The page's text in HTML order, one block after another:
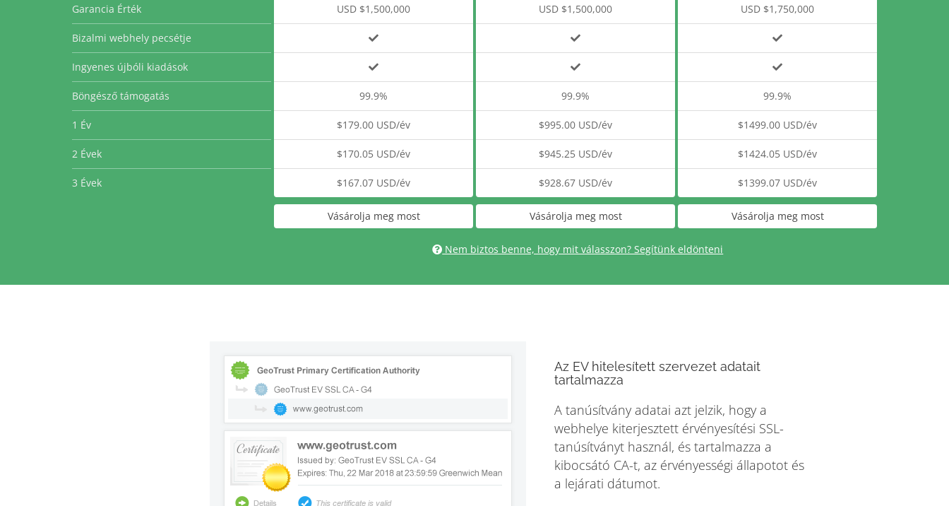
Garancia Érték
Bizalmi webhely pecsétje
Ingyenes újbóli kiadások
Böngésző támogatás
1 Év
2 Évek
3 Évek
USD $1,500,000
99.9%
$179.00 USD/év
$170.05 USD/év
$167.07 USD/év
Vásárolja meg most
USD $1,500,000
99.9%
$995.00 USD/év
$945.25 USD/év
$928.67 USD/év
Vásárolja meg most
USD $1,750,000
99.9%
$1499.00 USD/év
$1424.05 USD/év
$1399.07 USD/év
Vásárolja meg most
Nem biztos benne, hogy mit válasszon? Segítünk eldönteni
Az EV hitelesített szervezet adatait
tartalmazza
A tanúsítvány adatai azt jelzik, hogy a
webhelye kiterjesztett érvényesítési SSL-
tanúsítványt használ, és tartalmazza a
kibocsátó CA-t, az érvényességi állapotot és
a lejárati dátumot.